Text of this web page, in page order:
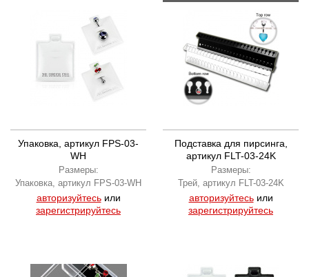
Упаковка, артикул FPS-03-
WH
Размеры:
Упаковка, артикул FPS-03-WH
авторизуйтесьили
зарегистрируйтесь
Подставка для пирсинга,
артикул FLT-03-24K
Размеры:
Трей, артикул FLT-03-24K
авторизуйтесьили
зарегистрируйтесь